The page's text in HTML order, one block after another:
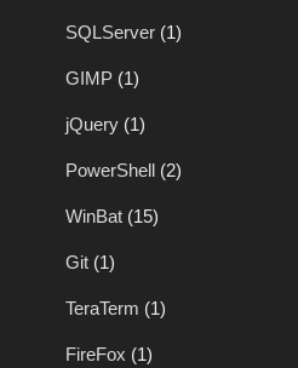
SQLServer (1)
GIMP (1)
jQuery (1)
PowerShell (2)
WinBat (15)
Git (1)
TeraTerm (1)
FireFox (1)